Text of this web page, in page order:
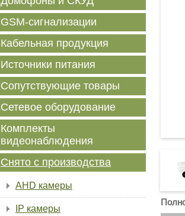
GSM-сигнализации
Кабельная продукция
Источники питания
Сопутствующие товары
Сетевое оборудование
Комплекты
видеонаблюдения
Снято с производства
AHD камеры
IP камеры